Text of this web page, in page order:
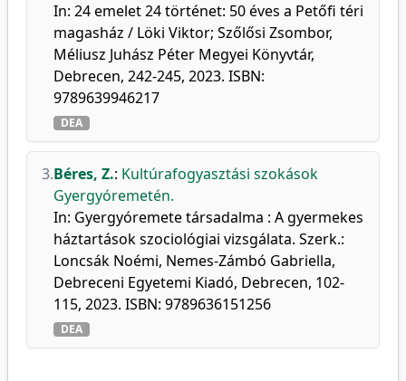
In: 24 emelet 24 történet: 50 éves a Petőfi téri
magasház / Löki Viktor; Szőlősi Zsombor,
Méliusz Juhász Péter Megyei Könyvtár,
Debrecen, 242-245, 2023. ISBN:
9789639946217
DEA
3.Béres, Z.: Kultúrafogyasztási szokások
Gyergyóremetén.
In: Gyergyóremete társadalma : A gyermekes
háztartások szociológiai vizsgálata. Szerk.:
Loncsák Noémi, Nemes-Zámbó Gabriella,
Debreceni Egyetemi Kiadó, Debrecen, 102-
115, 2023. ISBN: 9789636151256
DEA